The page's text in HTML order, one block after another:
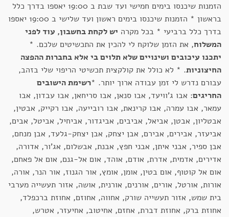
הזמנות שיכנסו בימים חמישי ועד שבת ב 19:00 יאספו בדרך כלל
בראשון * הזמנות שיכנסו בימים ראשון ועד שלישי ב 19:00 יאספו
בדרך כלל ברביעי * בכל מקרה יש לקחת בחשבון, עוד לפני
המשלוח, את הזמן שלוקח לי להכין את התכשיטים שלכם. *
יתכנו עיכובים ושינויים שלא תלוים בי אלא בחברות ההפצה
החיצוניות. * לא כולל את קולקצית תכשיטי הריפוי שלי בזהב,
עבורם נדרש לי זמן עבודה ארוך יותר. *רשימת הישובים
החריגים: אבו ג'וויעד, אבו סנאן, אבו סריחאן, אבו עבדון, אבו
עמאר, אבו עמרה, אבו קרינאת, אבו רובייעה, אבו רקייק, אבטין,
אבטליון, אבטן, אביאל, אביבים, אביגדור, אביחיל, אביטל, אבים,
אביעזר, אבירים, אבירם, אבן יצחק, אבן יצחק-גלעד, אבן מנחם,
אבן ספיר, אבני איתן, אבני חפץ, אבנת, אבשלום, אג'ור, אדורה,
אדירים, אדמית, אדרת, אודם, אוהד, אום אל-גנם, אום אל פאחם,
אום אל קוטוף, אום בטין, אומן, אומץ, אור הגנוז, אור הנר, אורה,
אורות, אורטל, אורים, אורנים, אורנית, אושה, אזור תעשייה מערבי
בית שמש, אזור תעשייה שורק, אחווה, אחוזם, אחוזת ברכפלד,
אחוזת ברק, אחוזת דברת, אחזם, אחיטוב, אחיעזר, אטרש,